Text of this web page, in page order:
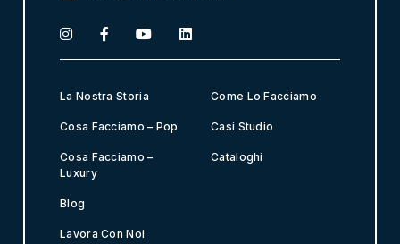
La Nostra Storia
Cosa Facciamo – Pop
Cosa Facciamo –
Luxury
Come Lo Facciamo
Casi Studio
Cataloghi
Blog
Lavora Con Noi
P
R
A
r
e
e
n
*